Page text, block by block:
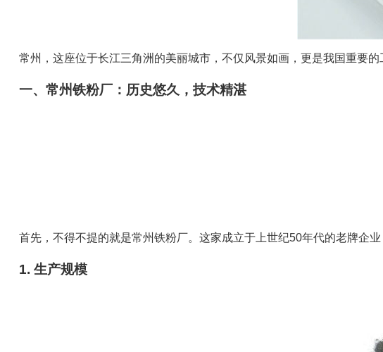
常州，这座位于长江三角洲的美丽城市，不仅风景如画，更是我国重要
一、常州铁粉厂：历史悠久，技术精湛
首先，不得不提的就是常州铁粉厂。这家成立于上世纪50年代的老牌企
1. 生产规模